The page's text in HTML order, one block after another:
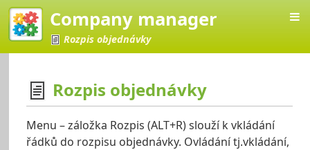
Company manager
Rozpis objednávky
Rozpis objednávky
Menu – záložka Rozpis (ALT+R) slouží k vkládání
řádků do rozpisu objednávky. Ovládání tj.vkládání,